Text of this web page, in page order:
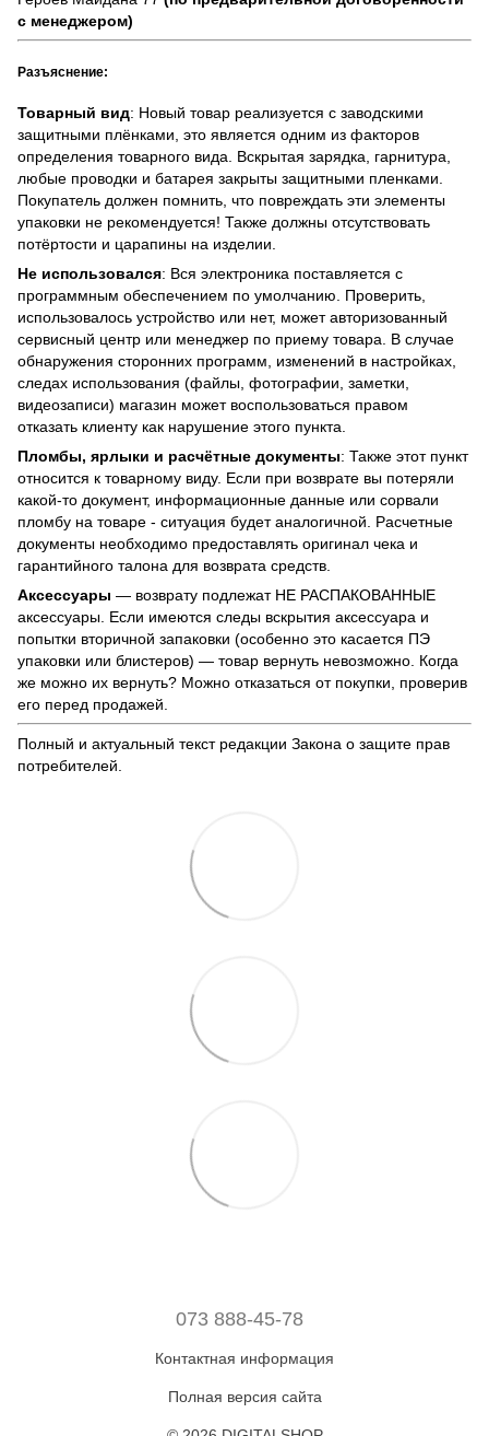
с менеджером)
Разъяснение:
Товарный вид: Новый товар реализуется с заводскими
защитными плёнками, это является одним из факторов
определения товарного вида. Вскрытая зарядка, гарнитура,
любые проводки и батарея закрыты защитными пленками.
Покупатель должен помнить, что повреждать эти элементы
упаковки не рекомендуется! Также должны отсутствовать
потёртости и царапины на изделии.
Не использовался: Вся электроника поставляется с
программным обеспечением по умолчанию. Проверить,
использовалось устройство или нет, может авторизованный
сервисный центр или менеджер по приему товара. В случае
обнаружения сторонних программ, изменений в настройках,
следах использования (файлы, фотографии, заметки,
видеозаписи) магазин может воспользоваться правом
отказать клиенту как нарушение этого пункта.
Пломбы, ярлыки и расчётные документы: Также этот пункт
относится к товарному виду. Если при возврате вы потеряли
какой-то документ, информационные данные или сорвали
пломбу на товаре - ситуация будет аналогичной. Расчетные
документы необходимо предоставлять оригинал чека и
гарантийного талона для возврата средств.
Аксессуары — возврату подлежат НЕ РАСПАКОВАННЫЕ
аксессуары. Если имеются следы вскрытия аксессуара и
попытки вторичной запаковки (особенно это касается ПЭ
упаковки или блистеров) — товар вернуть невозможно. Когда
же можно их вернуть? Можно отказаться от покупки, проверив
его перед продажей.
Полный и актуальный текст редакции Закона о защите прав
потребителей
073 888-45-78
Контактная информация
Полная версия сайта